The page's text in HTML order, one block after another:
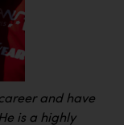
and have
is a highly